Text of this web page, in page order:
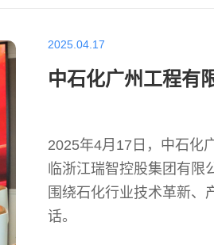
2025.04.17
中石化广州工程有
2025年4月17日，中石化
临浙江瑞智控股集团有限
围绕石化行业技术革新、
话。